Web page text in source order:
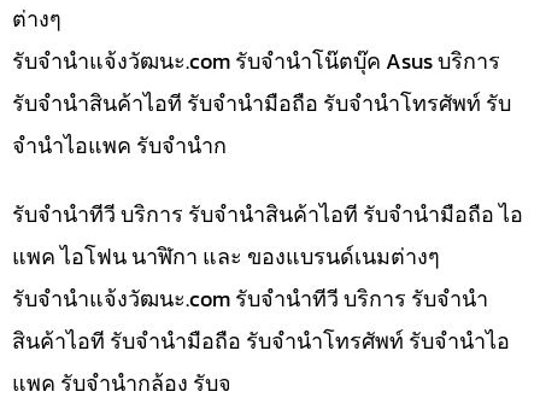
ต่างๆ
รับจํานําแจ้งวัฒนะ.com รับจำนำโน๊ตบุ๊ค Asus บริการ
รับจำนำสินค้าไอที รับจำนำมือถือ รับจำนำโทรศัพท์ รับ
จำนำไอแพค รับจำนำก
รับจำนำทีวี บริการ รับจำนำสินค้าไอที รับจำนำมือถือ ไอ
แพค ไอโฟน นาฬิกา และ ของแบรนด์เนมต่างๆ
รับจํานําแจ้งวัฒนะ.com รับจำนำทีวี บริการ รับจำนำ
สินค้าไอที รับจำนำมือถือ รับจำนำโทรศัพท์ รับจำนำไอ
แพค รับจำนำกล้อง รับจ